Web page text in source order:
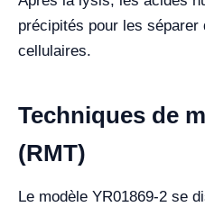
précipités pour les
cellulaires.
Techniques de
(RMT)
Le modèle YR01869-2 se